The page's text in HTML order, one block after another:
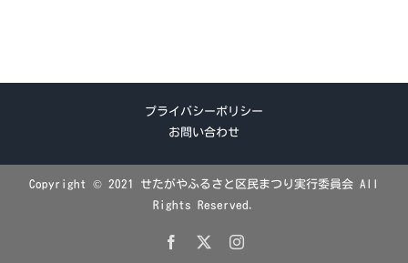
プライバシーポリシー
お問い合わせ
Copyright © 2021 せたがやふるさと区民まつり実行委員会 All
Rights Reserved.
Facebook Instagram